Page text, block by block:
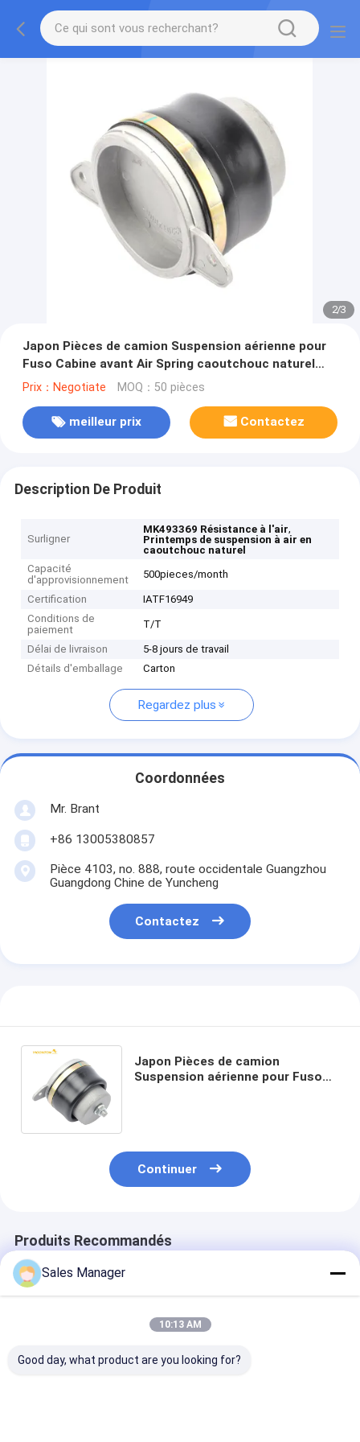
2/3
Japon Pièces de camion Suspension aérienne pour
Fuso Cabine avant Air Spring caoutchouc naturel
MK493369
Prix：Negotiate MOQ：50 pièces
meilleur prix Contactez
Description De Produit
Surligner
MK493369 Résistance à l'air,
Printemps de suspension à air en
caoutchouc naturel
Capacité
d'approvisionnement
500pieces/month
Certification
IATF16949
Conditions de
paiement
T/T
Délai de livraison
5-8 jours de travail
Détails d'emballage
Carton
Regardez plus
Coordonnées
Mr. Brant
+86 13005380857
Pièce 4103, no. 888, route occidentale Guangzhou
Guangdong Chine de Yuncheng
Contactez
Japon Pièces de camion
Suspension aérienne pour Fuso
Continuer
Produits Recommandés
Sales Manager
10:13 AM
Good day, what product are you looking for?